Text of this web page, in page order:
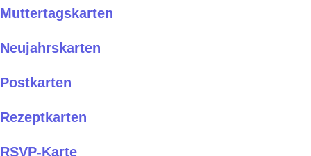
Muttertagskarten
Neujahrskarten
Postkarten
Rezeptkarten
RSVP-Karte